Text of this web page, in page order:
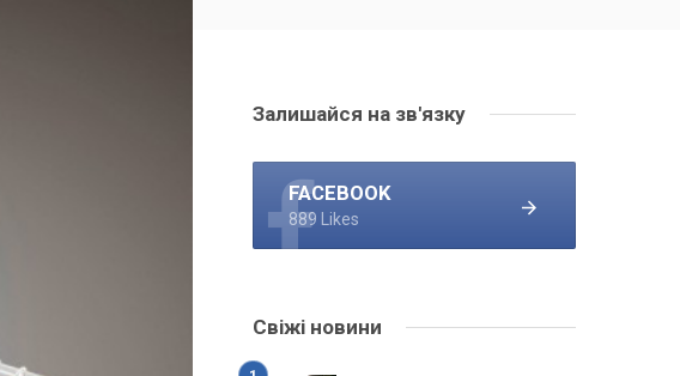
Залишайся на зв'язку
FACEBOOK
889 Likes
Свіжі новини